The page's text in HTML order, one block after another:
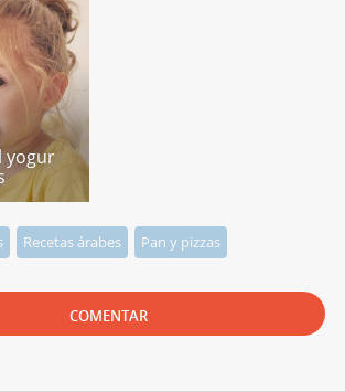
yogur
Recetas árabes Pan y pizzas
COMENTAR